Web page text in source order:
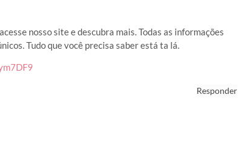
nosso site e descubra mais. Todas as informações
Tudo que você precisa saber está ta lá.
Responder